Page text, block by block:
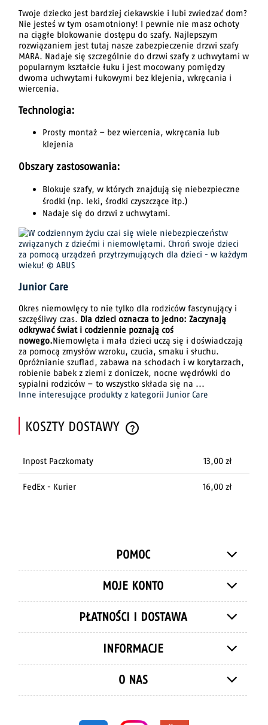
Twoje dziecko jest bardziej ciekawskie i lubi zwiedzać dom?
Nie jesteś w tym osamotniony! I pewnie nie masz ochoty
na ciągłe blokowanie dostępu do szafy. Najlepszym
rozwiązaniem jest tutaj nasze zabezpieczenie drzwi szafy
MARA. Nadaje się szczególnie do drzwi szafy z uchwytami w
popularnym kształcie łuku i jest mocowany pomiędzy
dwoma uchwytami łukowymi bez klejenia, wkręcania i
wiercenia.
Technologia:
Prosty montaż – bez wiercenia, wkręcania lub
klejenia
Obszary zastosowania:
Blokuje szafy, w których znajdują się niebezpieczne
środki (np. leki, środki czyszczące itp.)
Nadaje się do drzwi z uchwytami.
Junior Care
Okres niemowlęcy to nie tylko dla rodziców fascynujący i
szczęśliwy czas. Dla dzieci oznacza to jedno: Zaczynają
odkrywać świat i codziennie poznają coś
nowego.Niemowlęta i mała dzieci uczą się i doświadczają
za pomocą zmysłów wzroku, czucia, smaku i słuchu.
Opróżnianie szuflad, zabawa na schodach i w korytarzach,
robienie babek z ziemi z doniczek, nocne wędrówki do
sypialni rodziców – to wszystko składa się na ...
Inne interesujące produkty z kategorii Junior Care
KOSZTY DOSTAWY
CENA NIE ZAWIERA EWENTUALNYCH KOSZTÓW PŁATNOŚCI
Inpost Paczkomaty 13,00 zł
FedEx - Kurier 16,00 zł
POMOC
MOJE KONTO
PŁATNOŚCI I DOSTAWA
INFORMACJE
O NAS